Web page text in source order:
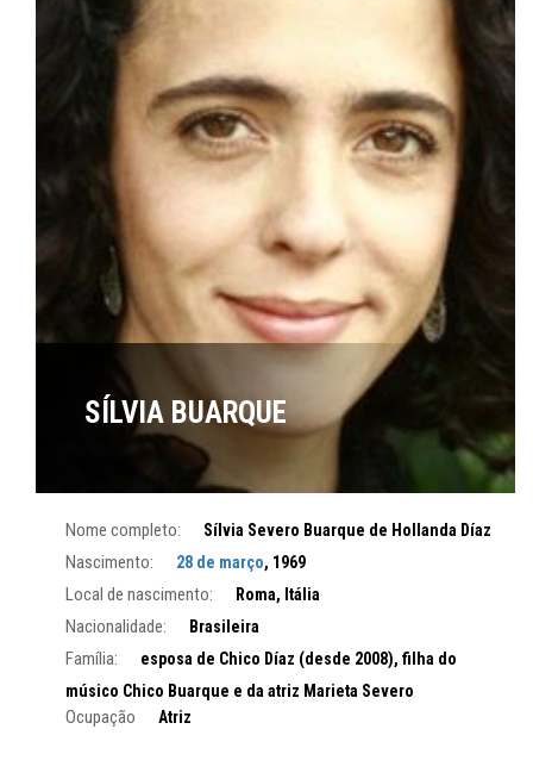
SÍLVIA BUARQUE
Nome completo: Sílvia Severo Buarque de Hollanda Díaz
Nascimento: 28 de março, 1969
Local de nascimento: Roma, Itália
Nacionalidade: Brasileira
Família:
esposa de Chico Díaz (desde 2008), filha do
músico Chico Buarque e da atriz Marieta Severo
Ocupação Atriz